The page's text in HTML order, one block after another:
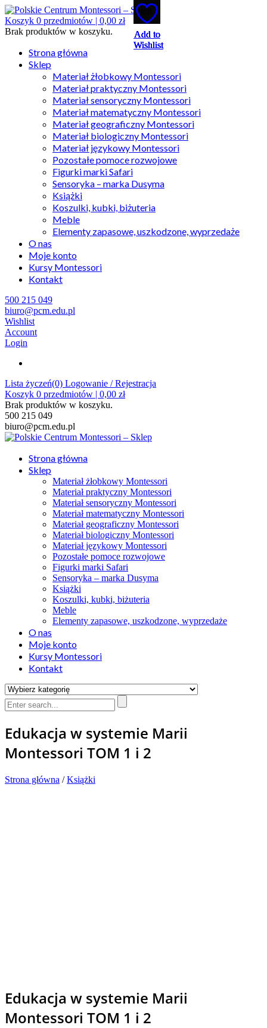
Koszyk 0 przedmiotów | 0,00 zł
Brak produktów w koszyku.
Strona główna
Sklep
Materiał żłobkowy Montessori
Materiał praktyczny Montessori
Materiał sensoryczny Montessori
Materiał matematyczny Montessori
Materiał geograficzny Montessori
Materiał biologiczny Montessori
Materiał językowy Montessori
Pozostałe pomoce rozwojowe
Figurki marki Safari
Sensoryka – marka Dusyma
Książki
Koszulki, kubki, biżuteria
Meble
Elementy zapasowe, uszkodzone, wyprzedaże
O nas
Moje konto
Kursy Montessori
Kontakt
500 215 049
biuro@pcm.edu.pl
Wishlist
Account
Login
Lista życzeń(0) Logowanie / Rejestracja
Koszyk 0 przedmiotów | 0,00 zł
Brak produktów w koszyku.
500 215 049
biuro@pcm.edu.pl
Strona główna
Sklep
Materiał żłobkowy Montessori
Materiał praktyczny Montessori
Materiał sensoryczny Montessori
Materiał matematyczny Montessori
Materiał geograficzny Montessori
Materiał biologiczny Montessori
Materiał językowy Montessori
Pozostałe pomoce rozwojowe
Figurki marki Safari
Sensoryka – marka Dusyma
Książki
Koszulki, kubki, biżuteria
Meble
Elementy zapasowe, uszkodzone, wyprzedaże
O nas
Moje konto
Kursy Montessori
Kontakt
Edukacja w systemie Marii
Montessori TOM 1 i 2
Strona główna /Książki
Edukacja w systemie Marii
Montessori TOM 1 i 2
Add to
Wishlist
Add to
Wishlist
Add to
Wishlist
Add to
Wishlist
Add to
Wishlist